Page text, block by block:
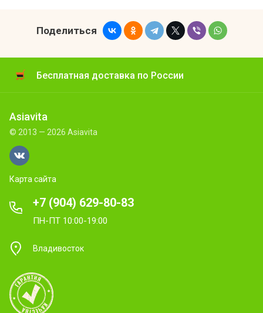
Поделиться
Бесплатная доставка по России
Asiavita
© 2013 — 2026 Asiavita
Карта сайта
+7 (904) 629-80-83
ПН-ПТ 10:00-19:00
Владивосток